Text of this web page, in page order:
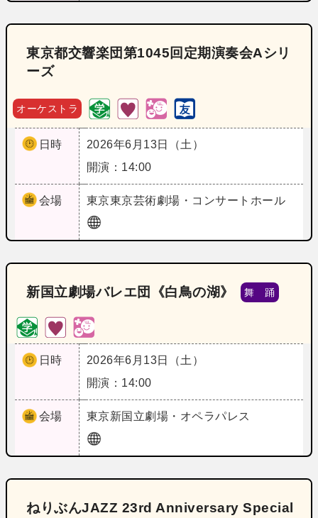
東京都交響楽団第1045回定期演奏会Aシリ
ーズ
オーケストラ
日時
2026年6月13日（土）
開演：14:00
会場 東京東京芸術劇場・コンサートホール
新国立劇場バレエ団《白鳥の湖》 舞 踊
日時
2026年6月13日（土）
開演：14:00
会場 東京新国立劇場・オペラパレス
ねりぶんJAZZ 23rd Anniversary Special